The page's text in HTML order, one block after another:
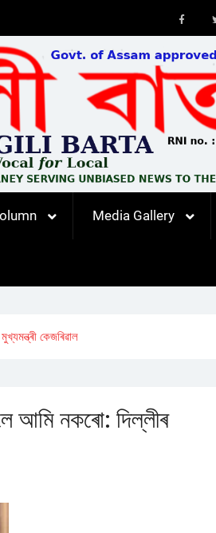
Media Gallery
কেজৰিৱাল
আমি নকৰো: দিল্লীৰ